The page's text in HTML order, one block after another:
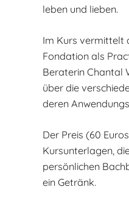
leben und lieben.
Im Kurs vermittelt
Fondation als
Beraterin Chantal
über die
deren
Der Preis (60
Kursunterlagen,
persönlichen
ein Getränk.